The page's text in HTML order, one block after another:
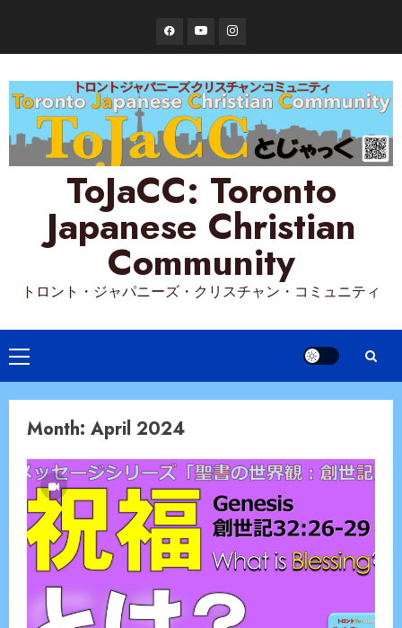
content
FacebookYouTubeInstagram
ToJaCC: Toronto
Japanese Christian
Community
トロント・ジャパニーズ・クリスチャン・コミュニティ
Primary
Menu
Month: April 2024